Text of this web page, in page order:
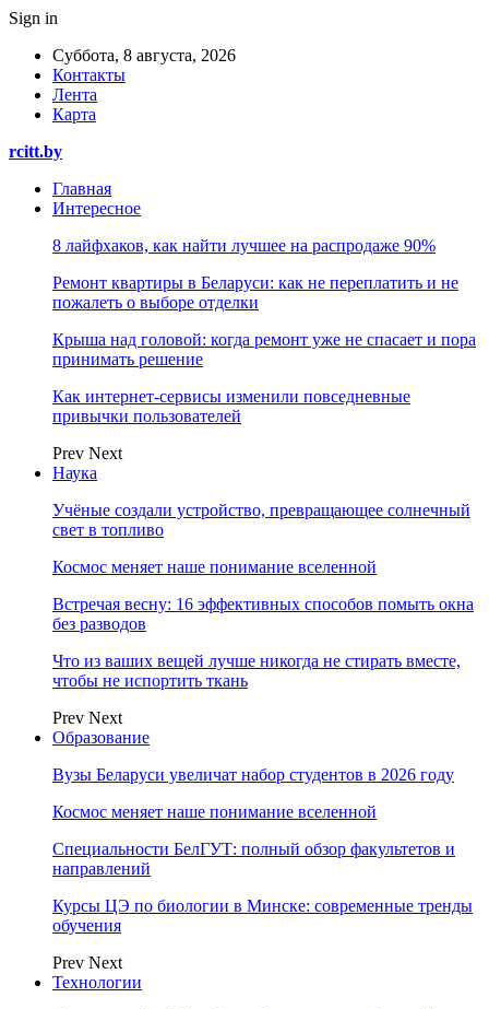
Sign in
Суббота, 8 августа, 2026
Контакты
Лента
Карта
rcitt.by
Главная
Интересное
8 лайфхаков, как найти лучшее на распродаже 90%
Ремонт квартиры в Беларуси: как не переплатить и не
пожалеть о выборе отделки
Крыша над головой: когда ремонт уже не спасает и пора
принимать решение
Как интернет-сервисы изменили повседневные
привычки пользователей
Prev Next
Наука
Учёные создали устройство, превращающее солнечный
свет в топливо
Космос меняет наше понимание вселенной
Встречая весну: 16 эффективных способов помыть окна
без разводов
Что из ваших вещей лучше никогда не стирать вместе,
чтобы не испортить ткань
Prev Next
Образование
Вузы Беларуси увеличат набор студентов в 2026 году
Космос меняет наше понимание вселенной
Специальности БелГУТ: полный обзор факультетов и
направлений
Курсы ЦЭ по биологии в Минске: современные тренды
обучения
Prev Next
Технологии